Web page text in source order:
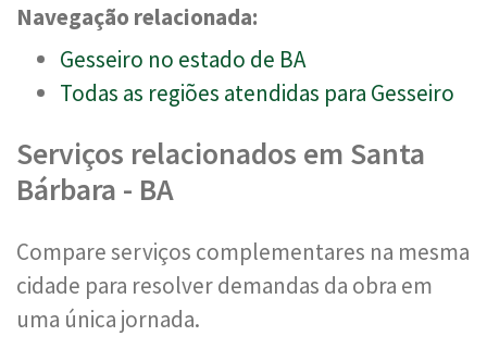
Navegação relacionada:
Gesseiro no estado de BA
Todas as regiões atendidas para Gesseiro
Serviços relacionados em Santa
Bárbara - BA
Compare serviços complementares na mesma
cidade para resolver demandas da obra em
uma única jornada.